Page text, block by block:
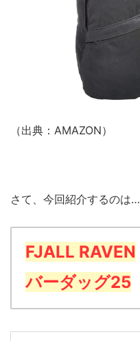
（出典：AMAZON）
さて、今回紹介するのは…
FJALL RAVEN
バーダッグ25